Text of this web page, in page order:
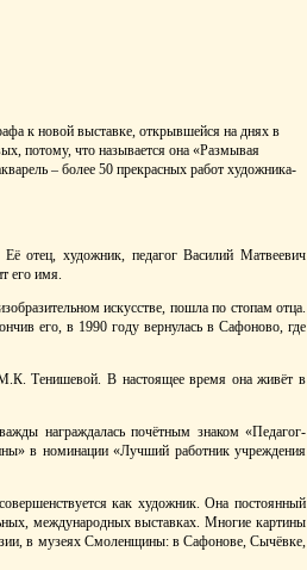
к новой выставке, открывшейся на днях в
потому, что называется она «Размывая
– более 50 прекрасных работ художника-
отец, художник, педагог Василий Матвеевич
его имя.
искусстве, пошла по стопам отца.
его, в 1990 году вернулась в Сафоново, где
Тенишевой. В настоящее время она живёт в
награждалась почётным знаком «Педагог-
в номинации «Лучший работник учреждения
как художник. Она постоянный
международных выставках. Многие картины
в музеях Смоленщины: в Сафонове, Сычёвке,